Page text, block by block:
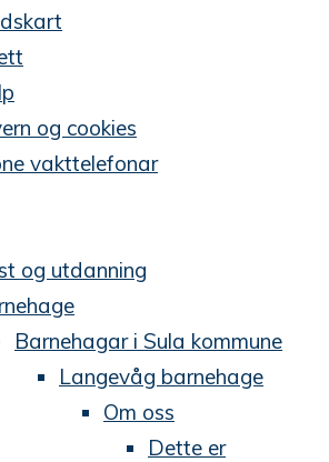
og cookies
vakttelefonar
og utdanning
Barnehagar i Sula kommune
Langevåg barnehage
Om oss
Dette er